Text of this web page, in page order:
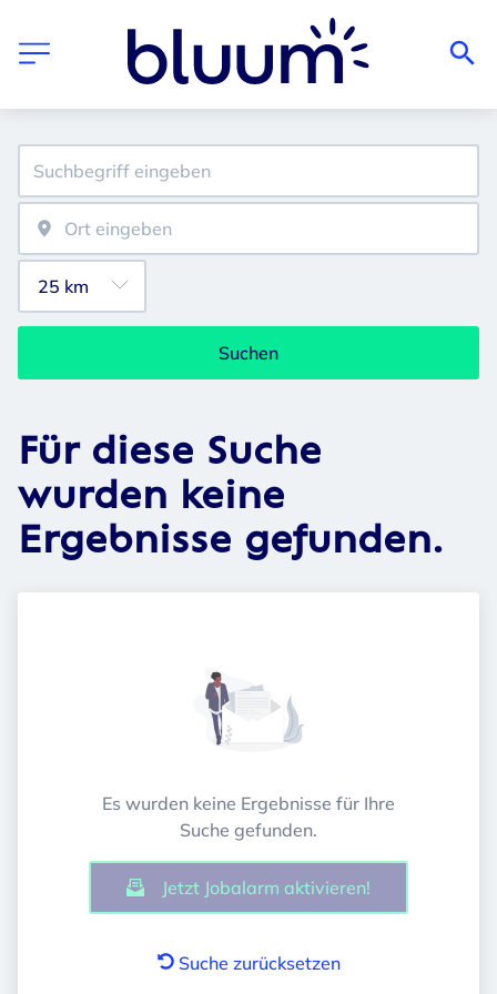
Suchen
Für diese Suche
wurden keine
Ergebnisse gefunden.
Es wurden keine Ergebnisse für Ihre
Suche gefunden.
Jetzt Jobalarm aktivieren!
Suche zurücksetzen